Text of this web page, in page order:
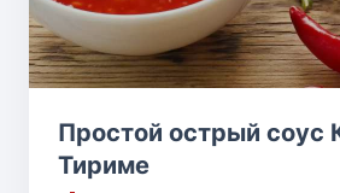
Простой острый соус
Тириме